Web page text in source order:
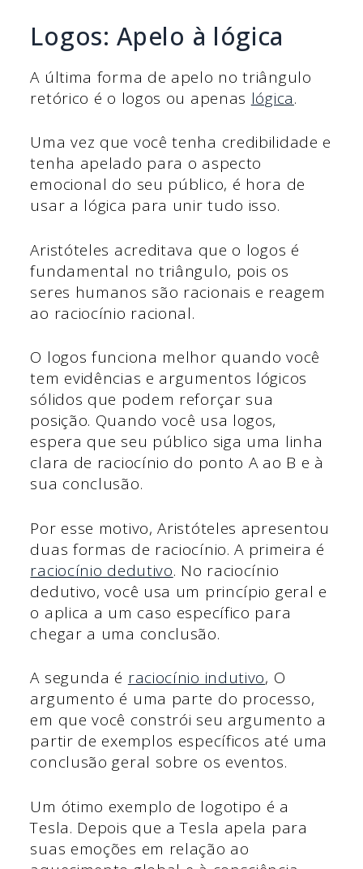
Logos: Apelo à lógica
A última forma de apelo no triângulo
retórico é o logos ou apenas lógica.
Uma vez que você tenha credibilidade e
tenha apelado para o aspecto
emocional do seu público, é hora de
usar a lógica para unir tudo isso.
Aristóteles acreditava que o logos é
fundamental no triângulo, pois os
seres humanos são racionais e reagem
ao raciocínio racional.
O logos funciona melhor quando você
tem evidências e argumentos lógicos
sólidos que podem reforçar sua
posição. Quando você usa logos,
espera que seu público siga uma linha
clara de raciocínio do ponto A ao B e à
sua conclusão.
Por esse motivo, Aristóteles apresentou
duas formas de raciocínio. A primeira é
raciocínio dedutivo. No raciocínio
dedutivo, você usa um princípio geral e
o aplica a um caso específico para
chegar a uma conclusão.
A segunda é raciocínio indutivo, O
argumento é uma parte do processo,
em que você constrói seu argumento a
partir de exemplos específicos até uma
conclusão geral sobre os eventos.
Um ótimo exemplo de logotipo é a
Tesla. Depois que a Tesla apela para
suas emoções em relação ao